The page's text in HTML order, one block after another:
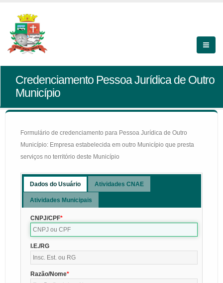
Credenciamento Pessoa Jurídica de Outro
Município
Formulário de credenciamento para Pessoa Jurídica de Outro
Município: Empresa estabelecida em outro Município que presta
serviços no território deste Município
Dados do Usuário Atividades CNAE
Atividades Municipais
CNPJ/CPF
I.E./RG
Razão/Nome